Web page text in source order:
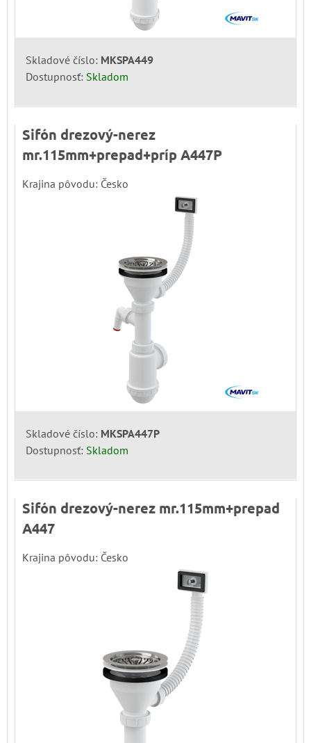
Skladové číslo: MKSPA449
Dostupnosť: Skladom
Sifón drezový-nerez
mr.115mm+prepad+príp A447P
Krajina pôvodu: Česko
Skladové číslo: MKSPA447P
Dostupnosť: Skladom
Sifón drezový-nerez mr.115mm+prepad
A447
Krajina pôvodu: Česko